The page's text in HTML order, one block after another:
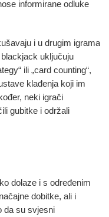
informirane odluke
i u drugim igrama
uključuju
ili „card counting“,
klađenja koji im
neki igrači
gubitke i održali
dolaze i s određenim
dobitke, ali i
da su svjesni